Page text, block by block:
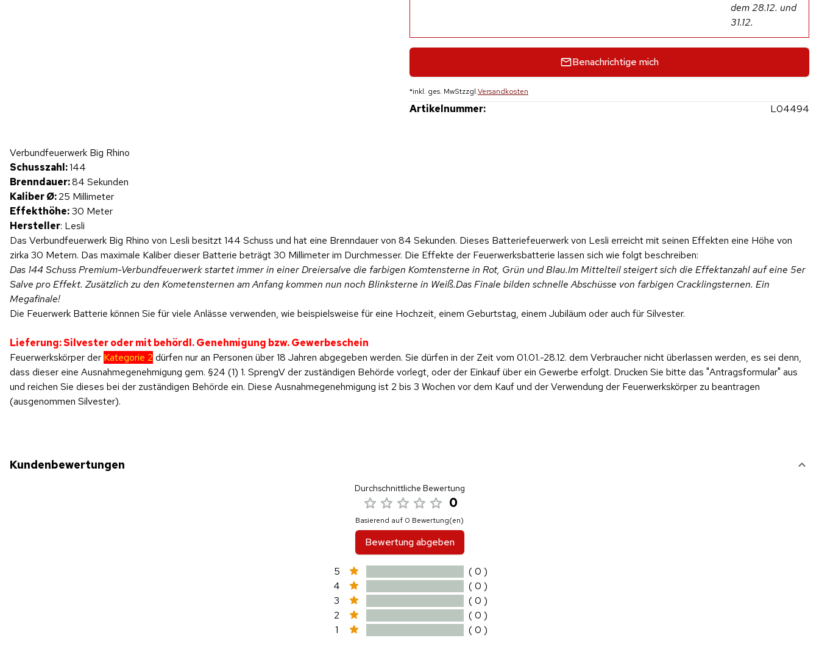
dem 28.12. und
31.12.
Benachrichtige mich
*inkl. ges. MwStzzgl.Versandkosten
Artikelnummer: L04494
Produktvideo
Verbundfeuerwerk Big Rhino
Schusszahl:144
Brenndauer:84 Sekunden
Kaliber Ø:25 Millimeter
Effekthöhe:30 Meter
Hersteller: Lesli
Das Verbundfeuerwerk Big Rhino von Lesli besitzt 144 Schuss und hat eine Brenndauer von 84 Sekunden. Dieses Batteriefeuerwerk von Lesli erreicht mit seinen Effekten eine Höhe von
zirka 30 Metern. Das maximale Kaliber dieser Batterie beträgt 30 Millimeter im Durchmesser. Die Effekte der Feuerwerksbatterie lassen sich wie folgt beschreiben:
Das 144 Schuss Premium-Verbundfeuerwerk startet immer in einer Dreiersalve die farbigen Komtensterne in Rot, Grün und Blau.Im Mittelteil steigert sich die Effektanzahl auf eine 5er
Salve pro Effekt. Zusätzlich zu den Kometensternen am Anfang kommen nun noch Blinksterne in Weiß.Das Finale bilden schnelle Abschüsse von farbigen Cracklingsternen. Ein
Megafinale!
Die Feuerwerk Batterie können Sie für viele Anlässe verwenden, wie beispielsweise für eine Hochzeit, einem Geburtstag, einem Jubiläum oder auch für Silvester.
Lieferung: Silvester oder mit behördl. Genehmigung bzw. Gewerbeschein
Feuerwerkskörper der Kategorie 2 dürfen nur an Personen über 18 Jahren abgegeben werden. Sie dürfen in der Zeit vom 01.01.-28.12. dem Verbraucher nicht überlassen werden, es sei denn,
dass dieser eine Ausnahmegenehmigung gem. §24 (1) 1. SprengV der zuständigen Behörde vorlegt, oder der Einkauf über ein Gewerbe erfolgt. Drucken Sie bitte das "Antragsformular" aus
und reichen Sie dieses bei der zuständigen Behörde ein. Diese Ausnahmegenehmigung ist 2 bis 3 Wochen vor dem Kauf und der Verwendung der Feuerwerkskörper zu beantragen
(ausgenommen Silvester).
Kundenbewertungen
Durchschnittliche Bewertung
0
Basierend auf 0 Bewertung(en)
Bewertung abgeben
5
( 0 )
4
( 0 )
3
( 0 )
2
( 0 )
1
( 0 )